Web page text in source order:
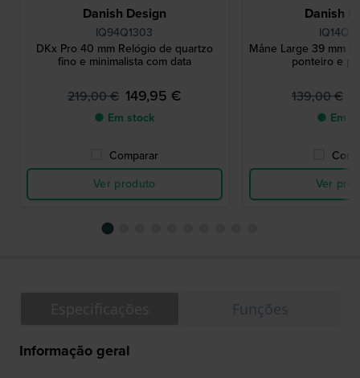
Danish Design
IQ94Q1303
DKx Pro 40 mm Relógio de quartzo
fino e minimalista com data
219,00 € 149,95 €
● Em stock
Comparar
Ver produto
Danish
Måne Large 39 mm
ponteiro e
139,00 €
● Em
Ver
Informação geral